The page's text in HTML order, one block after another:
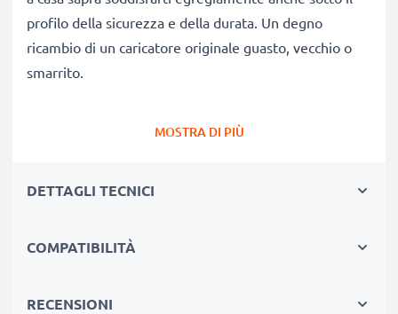
profilo della sicurezza e della durata. Un degno
ricambio di un caricatore originale guasto, vecchio o
smarrito.
un caricatore che fa bene
ricaricare
leggero, che non scalda né ingombra
componenti evitano un rapido logorio delle celle,
MOSTRA DI PIÙ
DETTAGLI TECNICI
COMPATIBILITÀ
RECENSIONI